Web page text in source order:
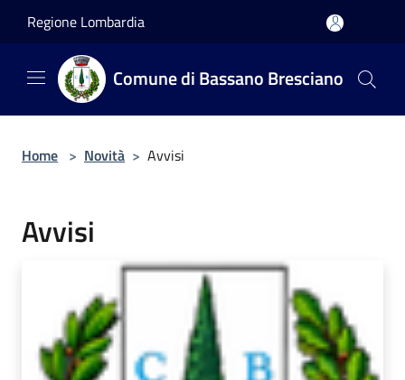
Regione Lombardia
Comune di Bassano Bresciano
Home > Novità > Avvisi
Avvisi